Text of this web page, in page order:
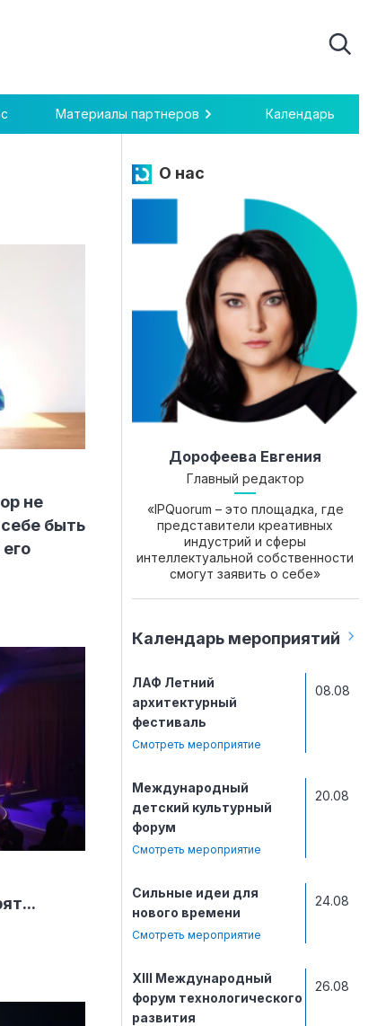
Материалы партнеров Календарь
не
быть
О нас
Дорофеева Евгения
Главный редактор
«IPQuorum – это площадка, где
представители креативных
индустрий и сферы
интеллектуальной собственности
смогут заявить о себе»
Календарь мероприятий
ЛАФ Летний
архитектурный
фестиваль
Смотреть мероприятие
08.08
Международный
детский культурный
форум
Смотреть мероприятие
20.08
Сильные идеи для
нового времени
Смотреть мероприятие
24.08
ХIII Международный
форум технологического
развития
26.08